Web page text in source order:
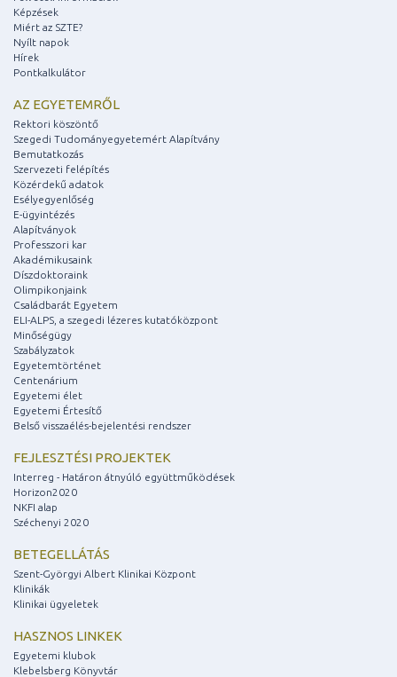
Képzések
Miért az SZTE?
Nyílt napok
Hírek
Pontkalkulátor
AZ EGYETEMRŐL
Rektori köszöntő
Szegedi Tudományegyetemért Alapítvány
Bemutatkozás
Szervezeti felépítés
Közérdekű adatok
Esélyegyenlőség
E-ügyintézés
Alapítványok
Professzori kar
Akadémikusaink
Díszdoktoraink
Olimpikonjaink
Családbarát Egyetem
ELI-ALPS, a szegedi lézeres kutatóközpont
Minőségügy
Szabályzatok
Egyetemtörténet
Centenárium
Egyetemi élet
Egyetemi Értesítő
Belső visszaélés-bejelentési rendszer
FEJLESZTÉSI PROJEKTEK
Interreg - Határon átnyúló együttműködések
Horizon2020
NKFI alap
Széchenyi 2020
BETEGELLÁTÁS
Szent-Györgyi Albert Klinikai Központ
Klinikák
Klinikai ügyeletek
HASZNOS LINKEK
Egyetemi klubok
Klebelsberg Könyvtár